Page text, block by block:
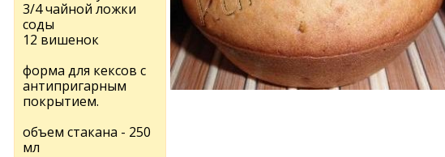
3/4 чайной ложки
соды
12 вишенок
форма для кексов с
антипригарным
покрытием.
объем стакана - 250
мл